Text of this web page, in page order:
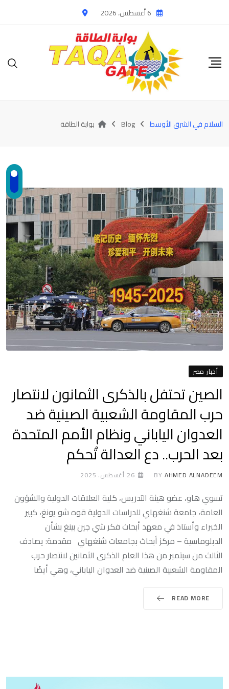
to
6 أغسطس، 2026
السلام في الشرق الأوسط Blog بوابة الطاقة
أخبار مصر
الصين تحتفل بالذكرى الثمانون لانتصار
حرب المقاومة الشعبية الصينية ضد
العدوان الياباني ونظام الأمم المتحدة
بعد الحرب.. دع العدالة تُحكم
BY AHMED ALNADEEM 26 أغسطس، 2025
تسوي هاو، عضو هيئة التدريس، كلية العلاقات الدولية والشؤون
العامة، جامعة شنغهاي للدراسات الدولية قوه شو يونغ، كبير
الخبراء وأستاذ في معهد أبحاث فكر شي جين بينغ بشأن
الدبلوماسية – مركز أبحاث بجامعات شنغهاي مقدمة: يصادف
الثالث من سبتمبر من هذا العام الذكرى الثمانين لانتصار حرب
المقاومة الشعبية الصينية ضد العدوان الياباني، وهي أيضًا
READ MORE